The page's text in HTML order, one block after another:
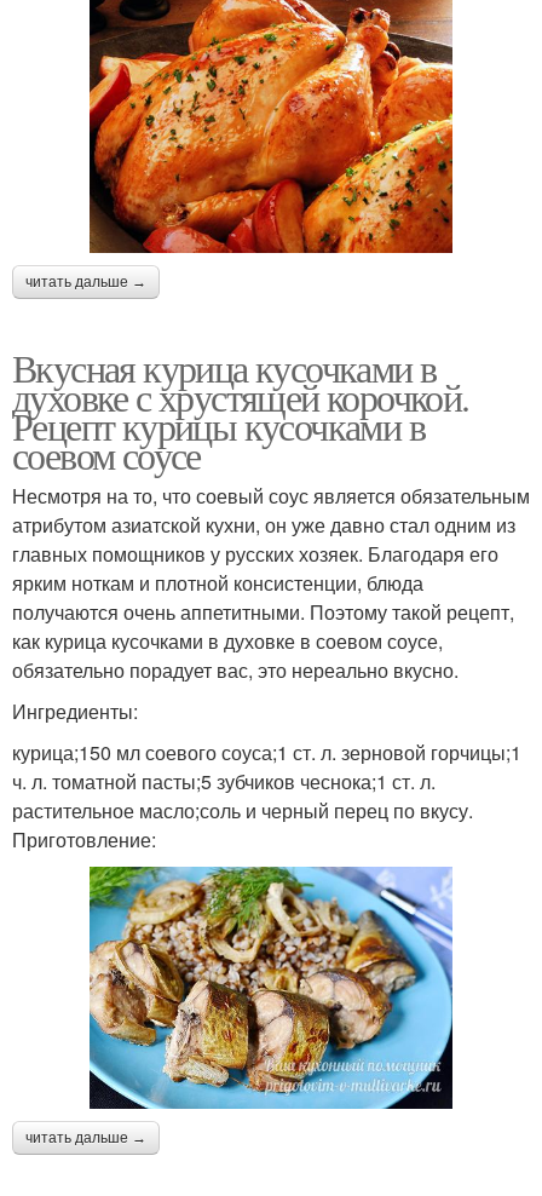
читать дальше →
Вкусная курица кусочками в
духовке с хрустящей корочкой.
Рецепт курицы кусочками в
соевом соусе
Несмотря на то, что соевый соус является обязательным
атрибутом азиатской кухни, он уже давно стал одним из
главных помощников у русских хозяек. Благодаря его
ярким ноткам и плотной консистенции, блюда
получаются очень аппетитными. Поэтому такой рецепт,
как курица кусочками в духовке в соевом соусе,
обязательно порадует вас, это нереально вкусно.
Ингредиенты:
курица;150 мл соевого соуса;1 ст. л. зерновой горчицы;1
ч. л. томатной пасты;5 зубчиков чеснока;1 ст. л.
растительное масло;соль и черный перец по вкусу.
Приготовление:
читать дальше →